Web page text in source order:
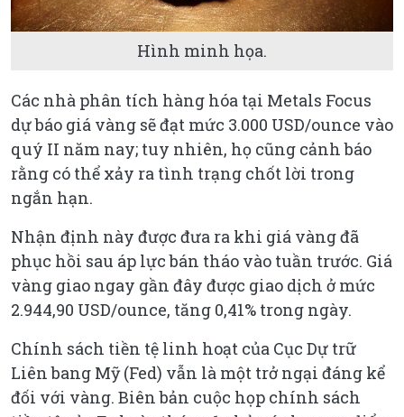
Hình minh họa.
Các nhà phân tích hàng hóa tại Metals Focus
dự báo giá vàng sẽ đạt mức 3.000 USD/ounce vào
quý II năm nay; tuy nhiên, họ cũng cảnh báo
rằng có thể xảy ra tình trạng chốt lời trong
ngắn hạn.
Nhận định này được đưa ra khi giá vàng đã
phục hồi sau áp lực bán tháo vào tuần trước. Giá
vàng giao ngay gần đây được giao dịch ở mức
2.944,90 USD/ounce, tăng 0,41% trong ngày.
Chính sách tiền tệ linh hoạt của Cục Dự trữ
Liên bang Mỹ (Fed) vẫn là một trở ngại đáng kể
đối với vàng. Biên bản cuộc họp chính sách